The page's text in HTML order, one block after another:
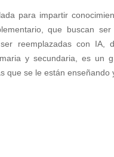
para impartir
que buscan
reemplazadas con IA,
y secundaria, es
se le están